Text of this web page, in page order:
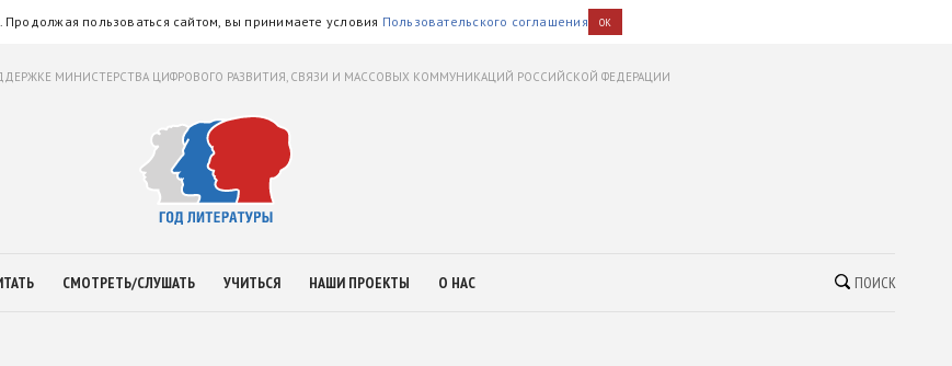
пользоваться сайтом, вы принимаете условия Пользовательского соглашения OK
МИНИСТЕРСТВА ЦИФРОВОГО РАЗВИТИЯ, СВЯЗИ И МАССОВЫХ КОММУНИКАЦИЙ РОССИЙСКОЙ ФЕДЕРАЦИИ
СМОТРЕТЬ/СЛУШАТЬ УЧИТЬСЯ НАШИ ПРОЕКТЫ О НАС ПОИСК